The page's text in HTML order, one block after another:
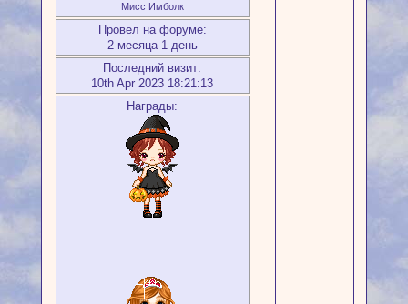
Мисс Имболк
Провел на форуме:
2 месяца 1 день
Последний визит:
10th Apr 2023 18:21:13
Награды: